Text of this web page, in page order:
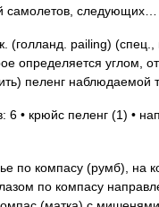
самолетов,
pailing)
определяется углом,
пеленг
• крюйс пеленг (1) •
по компасу (румб), на
по компасу